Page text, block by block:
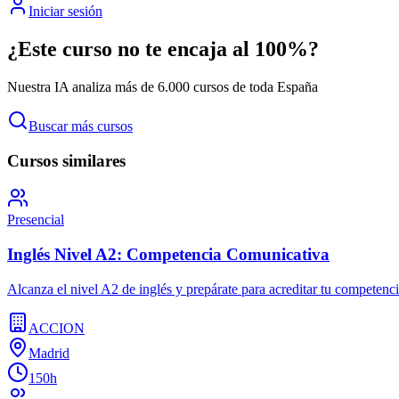
Iniciar sesión
¿Este curso no te encaja al 100%?
Nuestra IA analiza más de 6.000 cursos de toda España
Buscar más cursos
Cursos similares
Presencial
Inglés Nivel A2: Competencia Comunicativa
Alcanza el nivel A2 de inglés y prepárate para acreditar tu
ACCION
Madrid
150h